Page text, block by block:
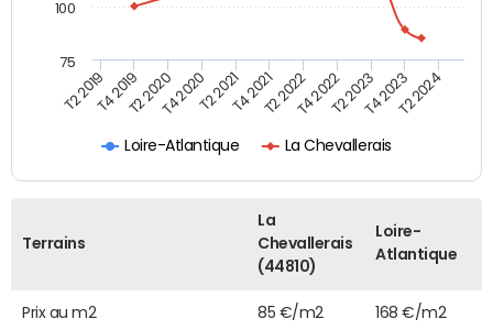
Loire-Atlantique La Chevallerais
T2 2019T4 2019T2 2020T4 2020T2 2021T4 2021T2 2022T4 2022T2 2023T4 2023T2 2024
75
100
Terrains
La
Chevallerais
(44810)
Loire-
Atlantique
Prix au m2 85 €/m2 168 €/m2